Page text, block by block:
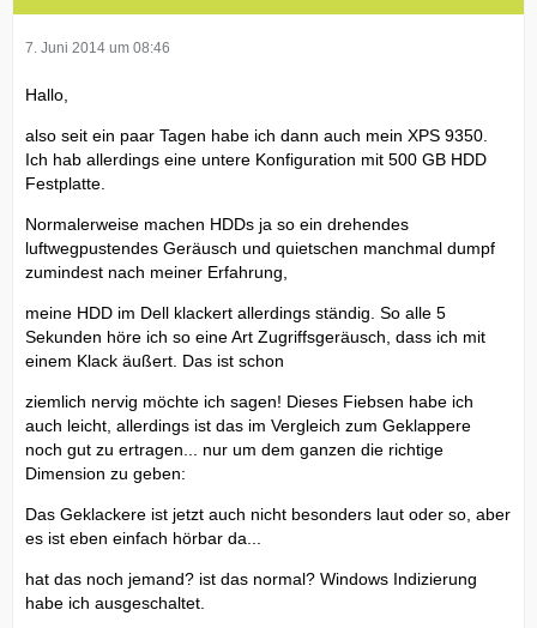
7. Juni 2014 um 08:46
Hallo,
also seit ein paar Tagen habe ich dann auch mein XPS 9350.
Ich hab allerdings eine untere Konfiguration mit 500 GB HDD
Festplatte.
Normalerweise machen HDDs ja so ein drehendes
luftwegpustendes Geräusch und quietschen manchmal dumpf
zumindest nach meiner Erfahrung,
meine HDD im Dell klackert allerdings ständig. So alle 5
Sekunden höre ich so eine Art Zugriffsgeräusch, dass ich mit
einem Klack äußert. Das ist schon
ziemlich nervig möchte ich sagen! Dieses Fiebsen habe ich
auch leicht, allerdings ist das im Vergleich zum Geklappere
noch gut zu ertragen... nur um dem ganzen die richtige
Dimension zu geben:
Das Geklackere ist jetzt auch nicht besonders laut oder so, aber
es ist eben einfach hörbar da...
hat das noch jemand? ist das normal? Windows Indizierung
habe ich ausgeschaltet.